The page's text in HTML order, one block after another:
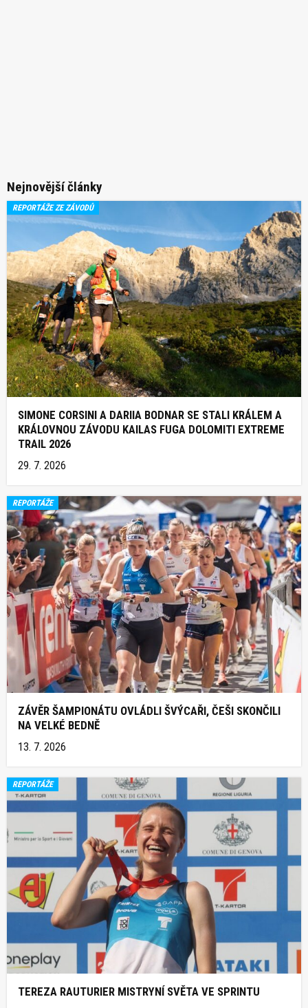
Nejnovější články
REPORTÁŽE ZE ZÁVODŮ
SIMONE CORSINI A DARIIA BODNAR SE STALI KRÁLEM A
KRÁLOVNOU ZÁVODU KAILAS FUGA DOLOMITI EXTREME
TRAIL 2026
29. 7. 2026
REPORTÁŽE
ZÁVĚR ŠAMPIONÁTU OVLÁDLI ŠVÝCAŘI, ČEŠI SKONČILI
NA VELKÉ BEDNĚ
13. 7. 2026
REPORTÁŽE
TEREZA RAUTURIER MISTRYNÍ SVĚTA VE SPRINTU